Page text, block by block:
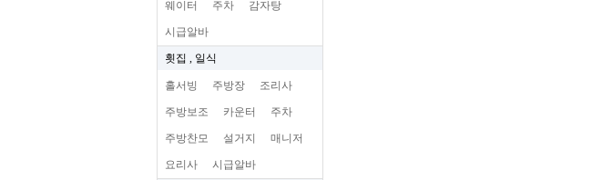
웨이터 주차 감자탕
시급알바
횟집 , 일식
홀서빙 주방장 조리사
주방보조 카운터 주차
주방찬모 설거지 매니저
요리사 시급알바